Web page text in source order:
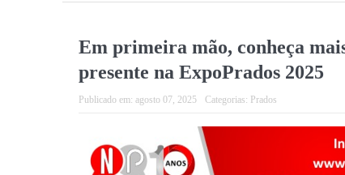
Em primeira mão, conheça
presente na ExpoPrados 2025
Publicado em: agosto 07, 2025 Categorias: Prados